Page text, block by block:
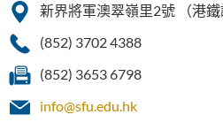
新界將軍澳翠嶺里2號
（港
(852) 3702 4388
(852) 3653 6798
info@sfu.edu.hk